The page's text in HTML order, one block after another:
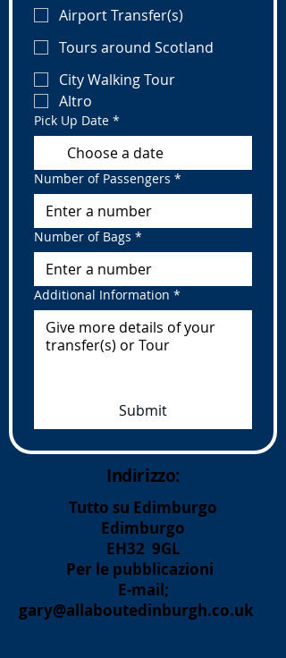
Airport Transfer(s)
Tours around Scotland
City Walking Tour
Altro
Pick Up Date *
Number of Passengers *
Number of Bags *
Additional Information *
Submit
Indirizzo:
Tutto su Edimburgo
Edimburgo
EH32 9GL
Per le pubblicazioni
E-mail;
gary@allaboutedinburgh.co.uk